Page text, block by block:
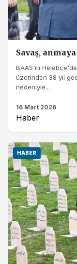
Savaş,
BAAS'ın
üzerinden 38 yıl
nedeniyle...
16 Mart 2026
Haber
HABER